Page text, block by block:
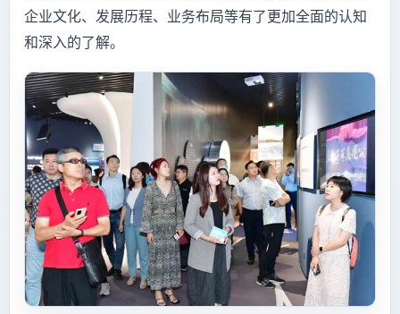
企业文化、发展历程、业务布局等有了更加全面的认知
和深入的了解。